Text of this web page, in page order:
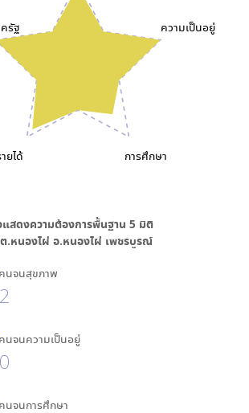
ความเป็นอยู่
การศึกษา
ยได้
รัฐ
แสดงความต้องการพื้นฐาน 5 มิติ
ต.หนองไผ่ อ.หนองไผ่ เพชรบูรณ์
คนจนสุขภาพ
2
คนจนความเป็นอยู่
0
คนจนการศึกษา